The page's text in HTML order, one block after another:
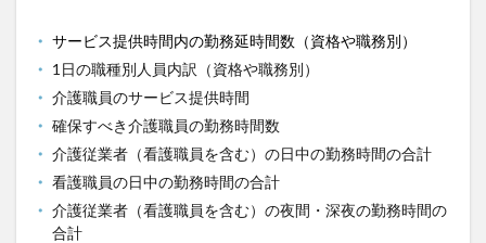
サービス提供時間内の勤務延時間数（資格や職務別）
1日の職種別人員内訳（資格や職務別）
介護職員のサービス提供時間
確保すべき介護職員の勤務時間数
介護従業者（看護職員を含む）の日中の勤務時間の合計
看護職員の日中の勤務時間の合計
介護従業者（看護職員を含む）の夜間・深夜の勤務時間の
合計